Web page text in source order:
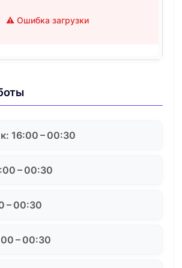
⚠️ Ошибка загрузки
16:00 – 00:30
– 00:30
– 00:30
– 00:30